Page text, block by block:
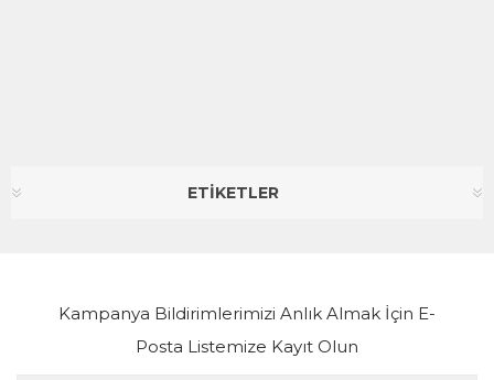
ETİKETLER
Kampanya Bildirimlerimizi Anlık Almak İçin E-
Posta Listemize Kayıt Olun